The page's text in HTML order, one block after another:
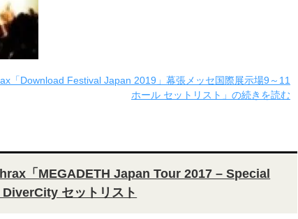
「Download Festival Japan 2019」幕張メッセ国際展示場9～11
ホール セットリスト」の続きを読む
「MEGADETH Japan Tour 2017 – Special
セットリスト